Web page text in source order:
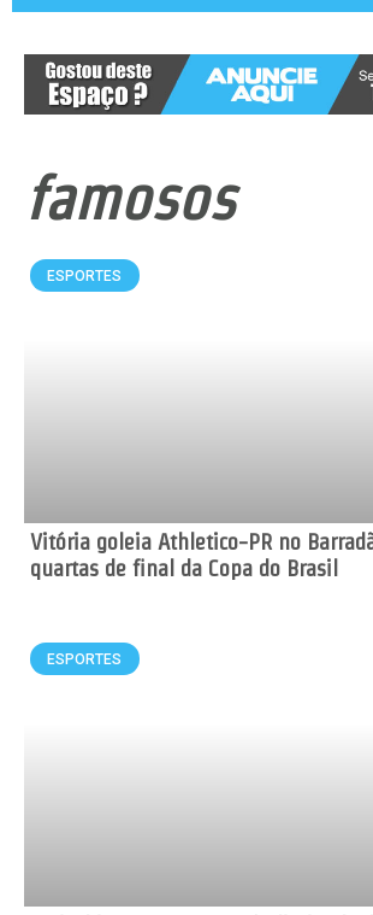
famosos
ESPORTES
Vitória goleia Athletico-PR no
quartas de final da Copa do Brasil
ESPORTES